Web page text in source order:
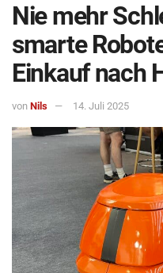
Nie mehr
smarte
Einkauf nach
von Nils 14. Juli 2025